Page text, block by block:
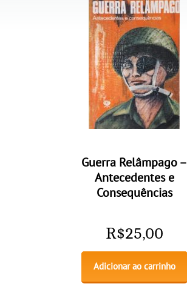
Guerra Relâmpago –
Antecedentes e
Consequências
R$25,00
Adicionar ao carrinho